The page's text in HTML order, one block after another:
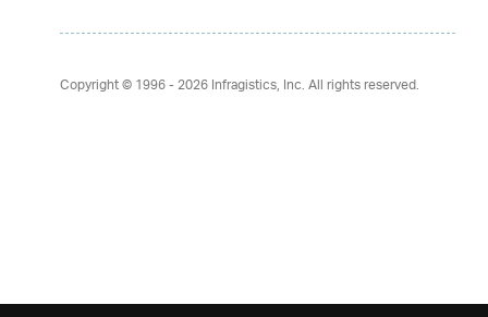
Copyright © 1996 - 2026Infragistics, Inc. All rights reserved.